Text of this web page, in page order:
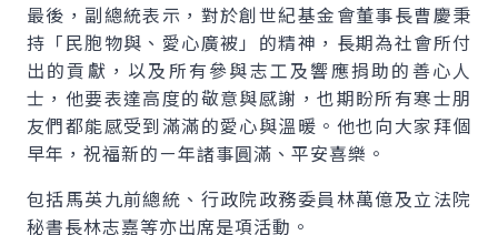
最後，副總統表示，對於創世紀基金會董事長曹慶秉
持「民胞物與、愛心廣被」的精神，長期為社會所付
出的貢獻，以及所有參與志工及響應捐助的善心人
士，他要表達高度的敬意與感謝，也期盼所有寒士朋
友們都能感受到滿滿的愛心與溫暖。他也向大家拜個
早年，祝福新的ㄧ年諸事圓滿、平安喜樂。
包括馬英九前總統、行政院政務委員林萬億及立法院
秘書長林志嘉等亦出席是項活動。